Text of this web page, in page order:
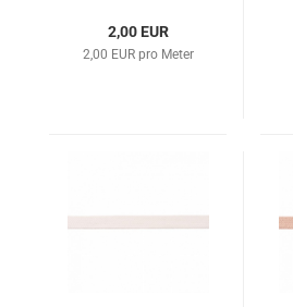
2,00 EUR
2,00 EUR pro Meter